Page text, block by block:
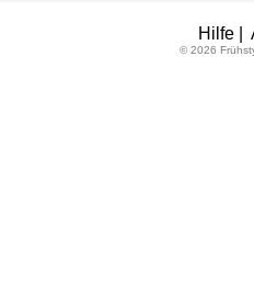
Hilfe|
© 2026